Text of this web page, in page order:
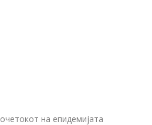
на епидемијата